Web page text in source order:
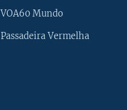
VOA60 Mundo
Passadeira Vermelha